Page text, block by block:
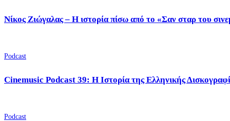
Νίκος Ζιώγαλας – Η ιστορία πίσω από το «Σαν σταρ του
Podcast
Cinemusic Podcast 39: Η Ιστορία της Ελληνικής
Podcast